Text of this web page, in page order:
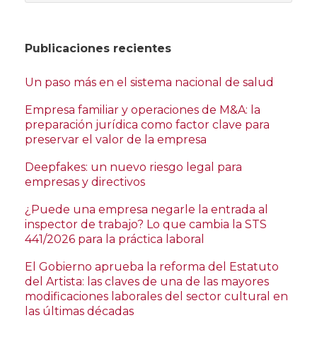
Publicaciones recientes
Un paso más en el sistema nacional de salud
Empresa familiar y operaciones de M&A: la
preparación jurídica como factor clave para
preservar el valor de la empresa
Deepfakes: un nuevo riesgo legal para
empresas y directivos
¿Puede una empresa negarle la entrada al
inspector de trabajo? Lo que cambia la STS
441/2026 para la práctica laboral
El Gobierno aprueba la reforma del Estatuto
del Artista: las claves de una de las mayores
modificaciones laborales del sector cultural en
las últimas décadas